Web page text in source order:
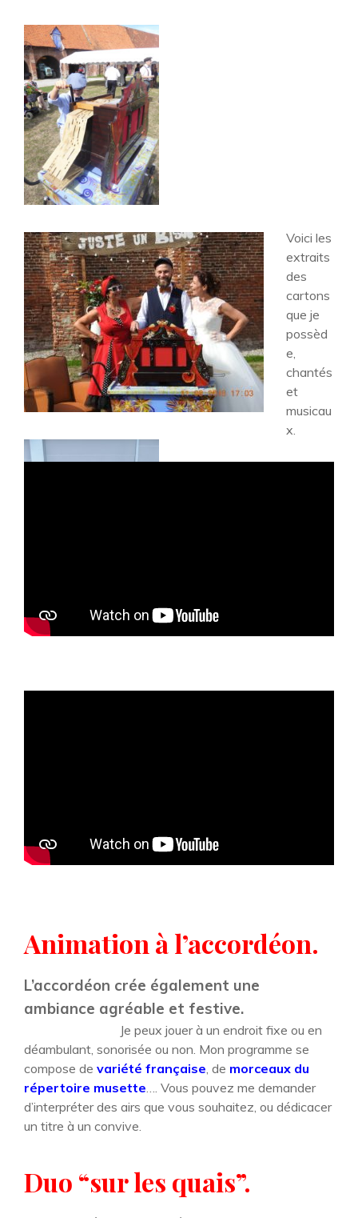
Voici les
extraits
des
cartons
que je
possèd
e,
chantés
et
musicau
x.
Animation à l’accordéon.
L’accordéon crée également une
ambiance agréable et festive.
Je peux jouer à un endroit fixe ou en
déambulant, sonorisée ou non. Mon programme se
compose de variété française, de morceaux du
répertoire musette…. Vous pouvez me demander
d’interpréter des airs que vous souhaitez, ou dédicacer
un titre à un convive.
Duo “sur les quais”.